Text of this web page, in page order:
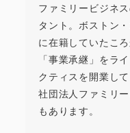
ファミリービジネ
タント。ボストン
に在籍していたこ
「事業承継」をラ
クティスを開業し
社団法人ファミリ
もあります。